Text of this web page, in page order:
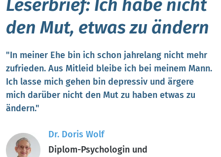
Leserbrief: Ich habe nicht
den Mut, etwas zu ändern
"In meiner Ehe bin ich schon jahrelang nicht mehr
zufrieden. Aus Mitleid bleibe ich bei meinem Mann.
Ich lasse mich gehen bin depressiv und ärgere
mich darüber nicht den Mut zu haben etwas zu
ändern."
Dr. Doris Wolf
Diplom-Psychologin und